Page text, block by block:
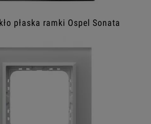
płaska ramki Ospel Sonata